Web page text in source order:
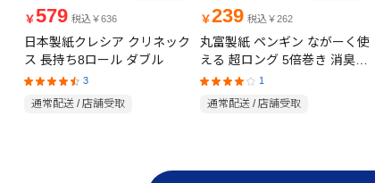
￥579 税込￥636
日本製紙クレシア クリネック
ス 長持ち8ロール ダブル
3
通常配送 / 店舗受取
￥239 税込￥262
丸富製紙 ペンギン ながーく使
える 超ロング 5倍巻き 消臭機
能付き シングル 1ロール
1
通常配送 / 店舗受取